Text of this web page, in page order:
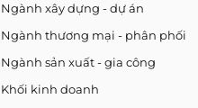
Ngành xây dựng - dự án
Ngành thương mại - phân phối
Ngành sản xuất - gia công
Khối kinh doanh